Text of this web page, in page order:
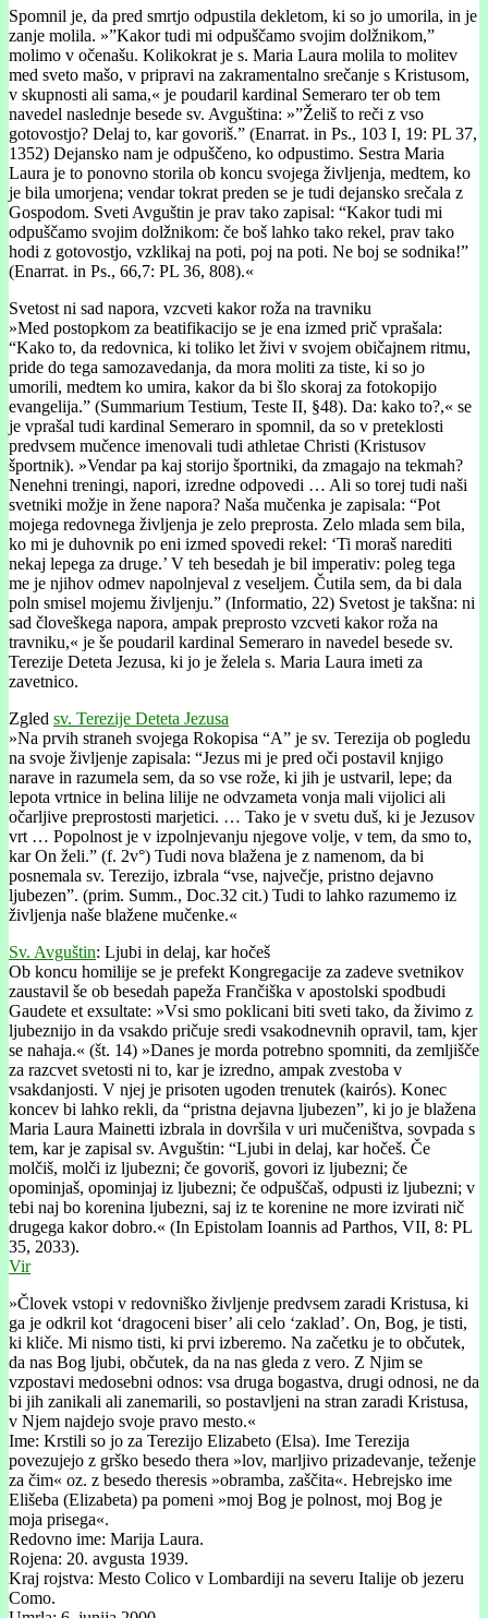
Spomnil je, da pred smrtjo odpustila dekletom, ki so jo umorila, in je
zanje molila. »”Kakor tudi mi odpuščamo svojim dolžnikom,”
molimo v očenašu. Kolikokrat je s. Maria Laura molila to molitev
med sveto mašo, v pripravi na zakramentalno srečanje s Kristusom,
v skupnosti ali sama,« je poudaril kardinal Semeraro ter ob tem
navedel naslednje besede sv. Avguština: »”Želiš to reči z vso
gotovostjo? Delaj to, kar govoriš.” (Enarrat. in Ps., 103 I, 19: PL 37,
1352) Dejansko nam je odpuščeno, ko odpustimo. Sestra Maria
Laura je to ponovno storila ob koncu svojega življenja, medtem, ko
je bila umorjena; vendar tokrat preden se je tudi dejansko srečala z
Gospodom. Sveti Avguštin je prav tako zapisal: “Kakor tudi mi
odpuščamo svojim dolžnikom: če boš lahko tako rekel, prav tako
hodi z gotovostjo, vzklikaj na poti, poj na poti. Ne boj se sodnika!”
(Enarrat. in Ps., 66,7: PL 36, 808).«
Svetost ni sad napora, vzcveti kakor roža na travniku
»Med postopkom za beatifikacijo se je ena izmed prič vprašala:
“Kako to, da redovnica, ki toliko let živi v svojem običajnem ritmu,
pride do tega samozavedanja, da mora moliti za tiste, ki so jo
umorili, medtem ko umira, kakor da bi šlo skoraj za fotokopijo
evangelija.” (Summarium Testium, Teste II, §48). Da: kako to?,« se
je vprašal tudi kardinal Semeraro in spomnil, da so v preteklosti
predvsem mučence imenovali tudi athletae Christi (Kristusov
športnik). »Vendar pa kaj storijo športniki, da zmagajo na tekmah?
Nenehni treningi, napori, izredne odpovedi … Ali so torej tudi naši
svetniki možje in žene napora? Naša mučenka je zapisala: “Pot
mojega redovnega življenja je zelo preprosta. Zelo mlada sem bila,
ko mi je duhovnik po eni izmed spovedi rekel: ‘Ti moraš narediti
nekaj lepega za druge.’ V teh besedah je bil imperativ: poleg tega
me je njihov odmev napolnjeval z veseljem. Čutila sem, da bi dala
poln smisel mojemu življenju.” (Informatio, 22) Svetost je takšna: ni
sad človeškega napora, ampak preprosto vzcveti kakor roža na
travniku,« je še poudaril kardinal Semeraro in navedel besede sv.
Terezije Deteta Jezusa, ki jo je želela s. Maria Laura imeti za
zavetnico.
Zgled sv. Terezije Deteta Jezusa
»Na prvih straneh svojega Rokopisa “A” je sv. Terezija ob pogledu
na svoje življenje zapisala: “Jezus mi je pred oči postavil knjigo
narave in razumela sem, da so vse rože, ki jih je ustvaril, lepe; da
lepota vrtnice in belina lilije ne odvzameta vonja mali vijolici ali
očarljive preprostosti marjetici. … Tako je v svetu duš, ki je Jezusov
vrt … Popolnost je v izpolnjevanju njegove volje, v tem, da smo to,
kar On želi.” (f. 2v°) Tudi nova blažena je z namenom, da bi
posnemala sv. Terezijo, izbrala “vse, največje, pristno dejavno
ljubezen”. (prim. Summ., Doc.32 cit.) Tudi to lahko razumemo iz
življenja naše blažene mučenke.«
Sv. Avguštin: Ljubi in delaj, kar hočeš
Ob koncu homilije se je prefekt Kongregacije za zadeve svetnikov
zaustavil še ob besedah papeža Frančiška v apostolski spodbudi
Gaudete et exsultate: »Vsi smo poklicani biti sveti tako, da živimo z
ljubeznijo in da vsakdo pričuje sredi vsakodnevnih opravil, tam, kjer
se nahaja.« (št. 14) »Danes je morda potrebno spomniti, da zemljišče
za razcvet svetosti ni to, kar je izredno, ampak zvestoba v
vsakdanjosti. V njej je prisoten ugoden trenutek (kairós). Konec
koncev bi lahko rekli, da “pristna dejavna ljubezen”, ki jo je blažena
Maria Laura Mainetti izbrala in dovršila v uri mučeništva, sovpada s
tem, kar je zapisal sv. Avguštin: “Ljubi in delaj, kar hočeš. Če
molčiš, molči iz ljubezni; če govoriš, govori iz ljubezni; če
opominjaš, opominjaj iz ljubezni; če odpuščaš, odpusti iz ljubezni; v
tebi naj bo korenina ljubezni, saj iz te korenine ne more izvirati nič
drugega kakor dobro.« (In Epistolam Ioannis ad Parthos, VII, 8: PL
35, 2033).
Vir
»Človek vstopi v redovniško življenje predvsem zaradi Kristusa, ki
ga je odkril kot ‘dragoceni biser’ ali celo ‘zaklad’. On, Bog, je tisti,
ki kliče. Mi nismo tisti, ki prvi izberemo. Na začetku je to občutek,
da nas Bog ljubi, občutek, da na nas gleda z vero. Z Njim se
vzpostavi medosebni odnos: vsa druga bogastva, drugi odnosi, ne da
bi jih zanikali ali zanemarili, so postavljeni na stran zaradi Kristusa,
v Njem najdejo svoje pravo mesto.«
Ime: Krstili so jo za Terezijo Elizabeto (Elsa). Ime Terezija
povezujejo z grško besedo thera »lov, marljivo prizadevanje, teženje
za čim« oz. z besedo theresis »obramba, zaščita«. Hebrejsko ime
Elišeba (Elizabeta) pa pomeni »moj Bog je polnost, moj Bog je
moja prisega«.
Redovno ime: Marija Laura.
Rojena: 20. avgusta 1939.
Kraj rojstva: Mesto Colico v Lombardiji na severu Italije ob jezeru
Como.